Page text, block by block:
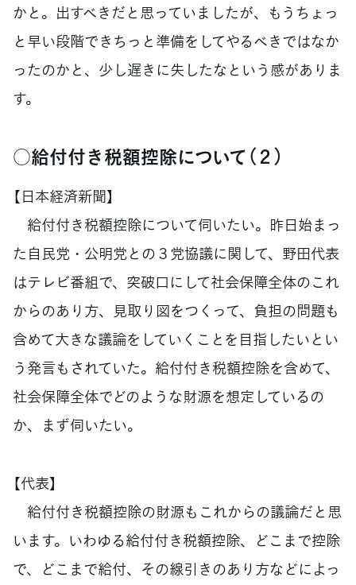
かと。出すべきだと思っていましたが、もうちょっ
と早い段階できちっと準備をしてやるべきではなか
ったのかと、少し遅きに失したなという感がありま
す。
○給付付き税額控除について（２）
【日本経済新聞】
給付付き税額控除について伺いたい。昨日始まっ
た自民党・公明党との３党協議に関して、野田代表
はテレビ番組で、突破口にして社会保障全体のこれ
からのあり方、見取り図をつくって、負担の問題も
含めて大きな議論をしていくことを目指したいとい
う発言もされていた。給付付き税額控除を含めて、
社会保障全体でどのような財源を想定しているの
か、まず伺いたい。
【代表】
給付付き税額控除の財源もこれからの議論だと思
います。いわゆる給付付き税額控除、どこまで控除
で、どこまで給付、その線引きのあり方などによっ